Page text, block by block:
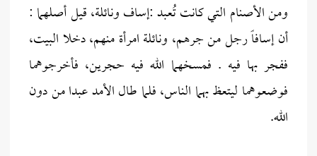
ومن الأصنام التي كانت تُعبد :إساف ونائلة، قيل أصلهما :
أن إسافاً رجل من جرهم، ونائلة امرأة منهم، دخلا البيت،
ففجر بها فيه . فمسخهما الله فيه حجرين، فأخرجوهما
فوضعوهما ليتعظ بهما الناس، فلما طال الأمد عبدا من دون
الله.